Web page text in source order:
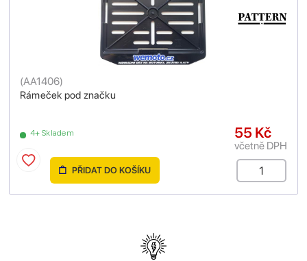
Rámeček pod značku
(AA1406)
4+ Skladem 55 Kč
včetně DPH
PŘIDAT DO KOŠÍKU